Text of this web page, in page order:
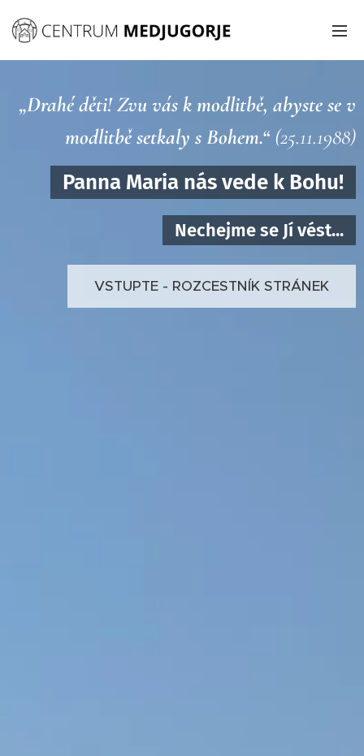
„Drahé děti! Zvu vás k modlitbě, abyste se v
modlitbě setkaly s Bohem.“ (25.11.1988)
Panna Maria nás vede k Bohu!
Nechejme se Jí vést...
VSTUPTE - ROZCESTNÍK STRÁNEK